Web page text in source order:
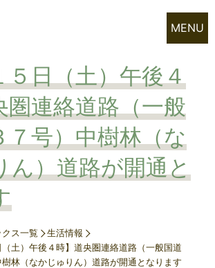
MENU
５日（土）午後４
圏連絡道路（一般
７号）中樹林（な
ん）道路が開通と
クス一覧
生活情報
（土）午後４時】道央圏連絡道路（一般国道
樹林（なかじゅりん）道路が開通となります